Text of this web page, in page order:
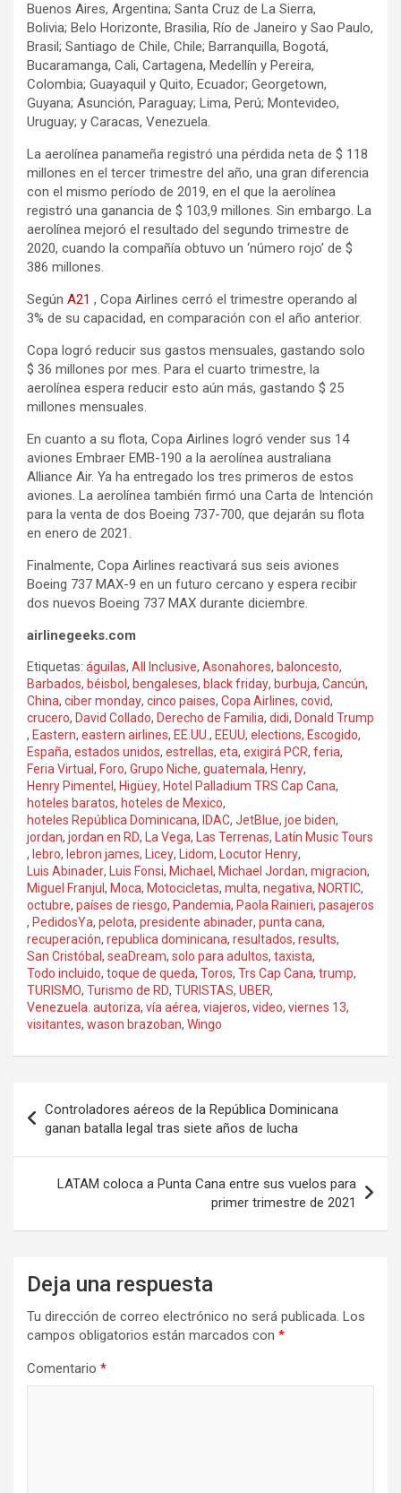
Buenos Aires, Argentina; Santa Cruz de La Sierra,
Bolivia; Belo Horizonte, Brasilia, Río de Janeiro y Sao Paulo,
Brasil; Santiago de Chile, Chile; Barranquilla, Bogotá,
Bucaramanga, Cali, Cartagena, Medellín y Pereira,
Colombia; Guayaquil y Quito, Ecuador; Georgetown,
Guyana; Asunción, Paraguay; Lima, Perú; Montevideo,
Uruguay; y Caracas, Venezuela.
La aerolínea panameña registró una pérdida neta de $ 118
millones en el tercer trimestre del año, una gran diferencia
con el mismo período de 2019, en el que la aerolínea
registró una ganancia de $ 103,9 millones. Sin embargo. La
aerolínea mejoró el resultado del segundo trimestre de
2020, cuando la compañía obtuvo un ‘número rojo’ de $
386 millones.
Según A21 , Copa Airlines cerró el trimestre operando al
3% de su capacidad, en comparación con el año anterior.
Copa logró reducir sus gastos mensuales, gastando solo
$ 36 millones por mes. Para el cuarto trimestre, la
aerolínea espera reducir esto aún más, gastando $ 25
millones mensuales.
En cuanto a su flota, Copa Airlines logró vender sus 14
aviones Embraer EMB-190 a la aerolínea australiana
Alliance Air. Ya ha entregado los tres primeros de estos
aviones. La aerolínea también firmó una Carta de Intención
para la venta de dos Boeing 737-700, que dejarán su flota
en enero de 2021.
Finalmente, Copa Airlines reactivará sus seis aviones
Boeing 737 MAX-9 en un futuro cercano y espera recibir
dos nuevos Boeing 737 MAX durante diciembre.
airlinegeeks.com
Etiquetas: águilas, All Inclusive, Asonahores, baloncesto,
Barbados, béisbol , bengaleses, black friday, burbuja, Cancún,
China, ciber monday, cinco paises, Copa Airlines, covid,
crucero, David Collado, Derecho de Familia, didi, Donald Trump
, Eastern, eastern airlines, EE.UU. , EEUU, elections, Escogido,
España, estados unidos, estrellas, eta, exigirá PCR, feria,
Feria Virtual , Foro, Grupo Niche, guatemala, Henry,
Henry Pimentel , Higüey, Hotel Palladium TRS Cap Cana,
hoteles baratos, hoteles de Mexico,
hoteles República Dominicana, IDAC, JetBlue, joe biden,
jordan, jordan en RD, La Vega, Las Terrenas,
Latín Music Tours
, lebro, lebron james, Licey, Lidom, Locutor Henry,
Luis Abinader, Luis Fonsi, Michael , Michael Jordan, migracion,
Miguel Franjul , Moca, Motocicletas, multa, negativa, NORTIC,
octubre, países de riesgo, Pandemia, Paola Rainieri, pasajeros
, PedidosYa, pelota, presidente abinader, punta cana,
recuperación, republica dominicana, resultados, results,
San Cristóbal , seaDream, solo para adultos, taxista,
Todo incluido, toque de queda, Toros, Trs Cap Cana, trump,
TURISMO, Turismo de RD, TURISTAS, UBER,
Venezuela. autoriza, vía aérea, viajeros, video, viernes 13,
visitantes, wason brazoban, Wingo
de
entradas
Controladores aéreos de la República Dominicana
ganan batalla legal tras siete años de lucha
LATAM coloca a Punta Cana entre sus vuelos para
primer trimestre de 2021
Deja una respuesta
Tu dirección de correo electrónico no será publicada. Los
campos obligatorios están marcados con *
Comentario *